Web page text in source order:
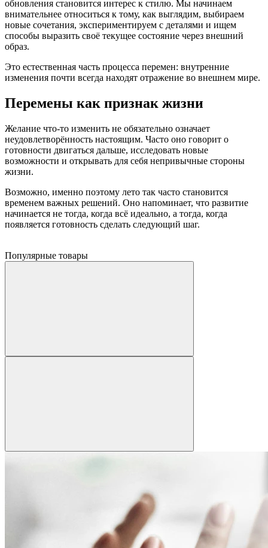
обновления становится интерес к стилю. Мы начинаем
внимательнее относиться к тому, как выглядим, выбираем
новые сочетания, экспериментируем с деталями и ищем
способы выразить своё текущее состояние через внешний
образ.
Это естественная часть процесса перемен: внутренние
изменения почти всегда находят отражение во внешнем мире.
Перемены как признак жизни
Желание что-то изменить не обязательно означает
неудовлетворённость настоящим. Часто оно говорит о
готовности двигаться дальше, исследовать новые
возможности и открывать для себя непривычные стороны
жизни.
Возможно, именно поэтому лето так часто становится
временем важных решений. Оно напоминает, что развитие
начинается не тогда, когда всё идеально, а тогда, когда
появляется готовность сделать следующий шаг.
Популярные товары